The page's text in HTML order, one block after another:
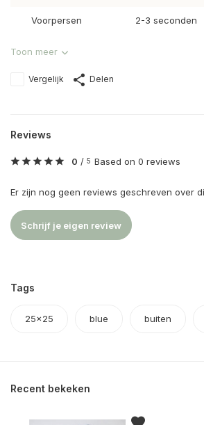
Voorpersen 2-3 seconden
Toon meer
Vergelijk Delen
Reviews
0 / 5 Based on 0 reviews
Er zijn nog geen reviews geschreven over
Schrijf je eigen review
Tags
25x25 blue buiten
Recent bekeken